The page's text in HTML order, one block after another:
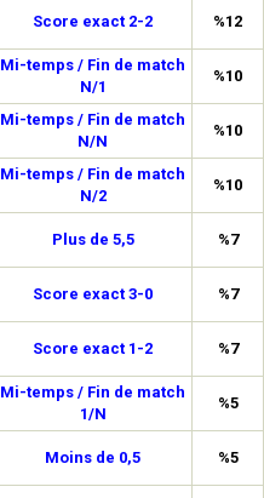
Score exact 2-2 %12
Mi-temps / Fin de match
N/1
%10
Mi-temps / Fin de match
N/N
%10
Mi-temps / Fin de match
N/2
%10
Plus de 5,5 %7
Score exact 3-0 %7
Score exact 1-2 %7
Mi-temps / Fin de match
1/N
%5
Moins de 0,5 %5